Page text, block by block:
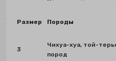
Размер Породы
3
Чихуа-хуа, той-
пород